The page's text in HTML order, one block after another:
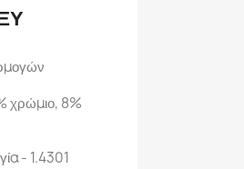
χρώμιο, 8%
- 1.4301